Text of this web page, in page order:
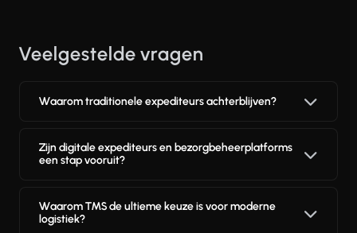
Veelgestelde vragen
Waarom traditionele expediteurs achterblijven?
Zijn digitale expediteurs en bezorgbeheerplatforms
een stap vooruit?
Waarom TMS de ultieme keuze is voor moderne
logistiek?